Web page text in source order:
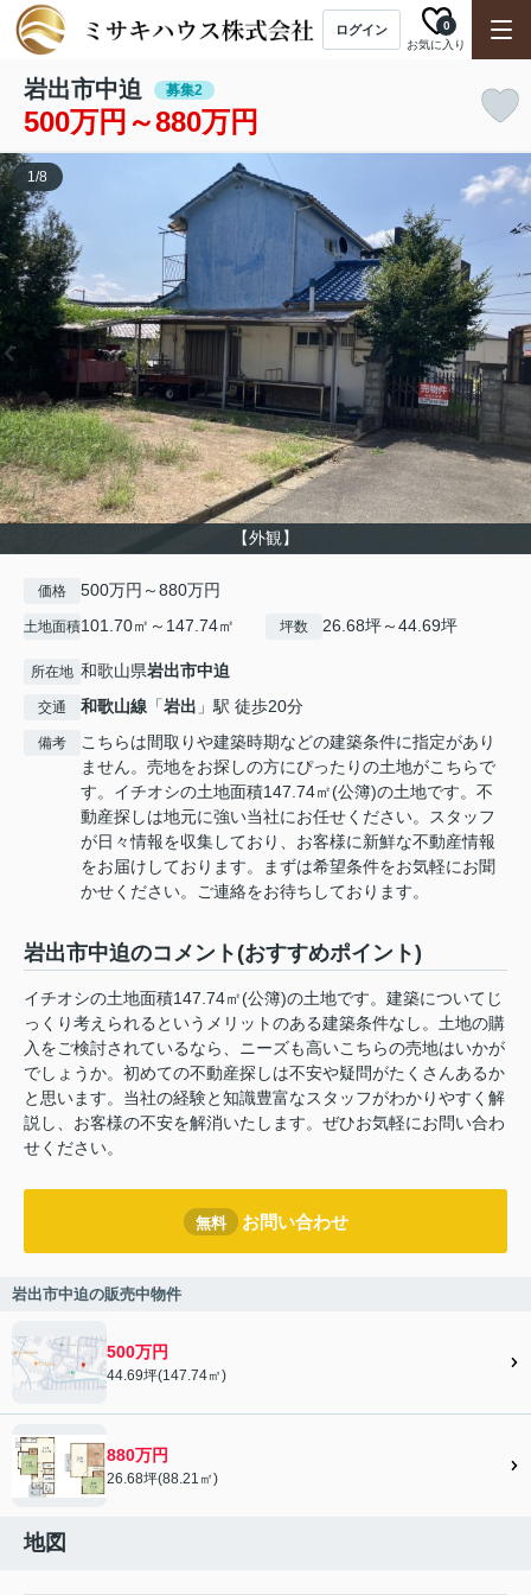
ログイン
お気に入り
0
岩出市中迫 募集2
500万円～880万円
【外観】
1/8
価格 500万円～880万円
土地面積101.70㎡～147.74㎡ 坪数 26.68坪～44.69坪
所在地 和歌山県岩出市中迫
交通 和歌山線 「岩出 」駅 徒歩20分
備考
こちらは間取りや建築時期などの建築条件に指定があり
ません。売地をお探しの方にぴったりの土地がこちらで
す。イチオシの土地面積147.74㎡(公簿)の土地です。不
動産探しは地元に強い当社にお任せください。スタッフ
が日々情報を収集しており、お客様に新鮮な不動産情報
をお届けしております。まずは希望条件をお気軽にお聞
かせください。ご連絡をお待ちしております。
岩出市中迫のコメント(おすすめポイント)
イチオシの土地面積147.74㎡(公簿)の土地です。建築についてじ
っくり考えられるというメリットのある建築条件なし。土地の購
入をご検討されているなら、ニーズも高いこちらの売地はいかが
でしょうか。初めての不動産探しは不安や疑問がたくさんあるか
と思います。当社の経験と知識豊富なスタッフがわかりやすく解
説し、お客様の不安を解消いたします。ぜひお気軽にお問い合わ
せください。
無料 お問い合わせ
岩出市中迫の販売中物件
500万円
44.69坪(147.74㎡)
880万円
26.68坪(88.21㎡)
地図